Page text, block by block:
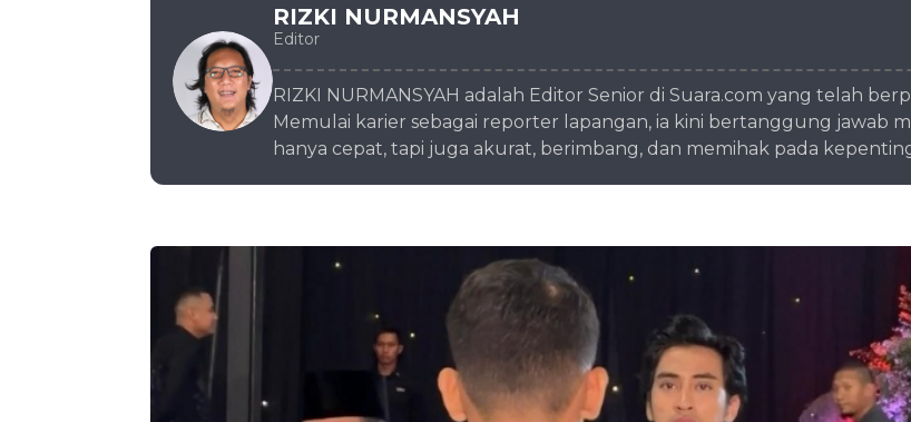
RIZKI NURMANSYAH
Editor
RIZKI NURMANSYAH adalah Editor Senior di Suara.com yang telah
Memulai karier sebagai reporter lapangan, ia kini bertanggung jawab
hanya cepat, tapi juga akurat, berimbang, dan memihak pada